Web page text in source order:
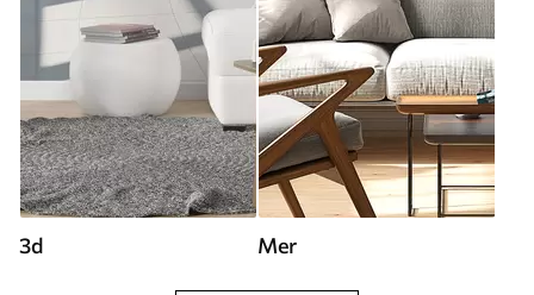
3d Mer